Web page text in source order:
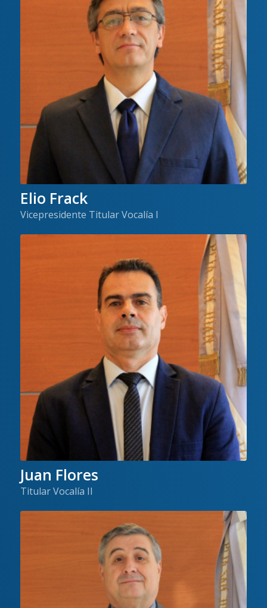
Elio Frack
Vicepresidente Titular Vocalía I
Juan Flores
Titular Vocalía II